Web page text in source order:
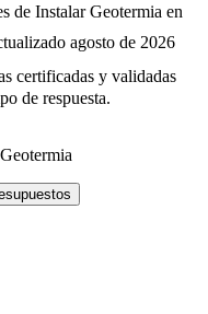
de Instalar Geotermia en
agosto de 2026
certificadas y validadas
de respuesta.